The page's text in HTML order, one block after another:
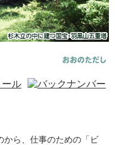
から、仕事のための「ビ